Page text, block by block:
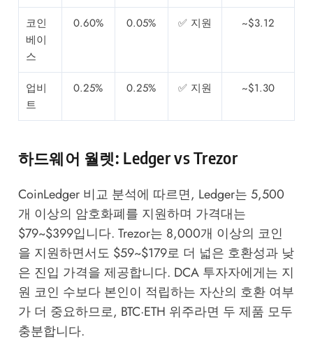
코인
베이
스
0.60% 0.05% ✅ 지원 ~$3.12
업비
트
0.25% 0.25% ✅ 지원 ~$1.30
하드웨어 월렛: Ledger vs Trezor
CoinLedger비교 분석에 따르면, Ledger는 5,500
개 이상의 암호화폐를 지원하며 가격대는
$79~$399입니다. Trezor는 8,000개 이상의 코인
을 지원하면서도 $59~$179로 더 넓은 호환성과 낮
은 진입 가격을 제공합니다. DCA 투자자에게는 지
원 코인 수보다 본인이 적립하는 자산의 호환 여부
가 더 중요하므로, BTC·ETH 위주라면 두 제품 모두
충분합니다.